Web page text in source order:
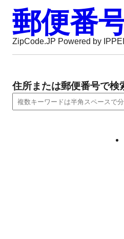
郵便番
ZipCode.JP Powered by
住所または郵便番号で検